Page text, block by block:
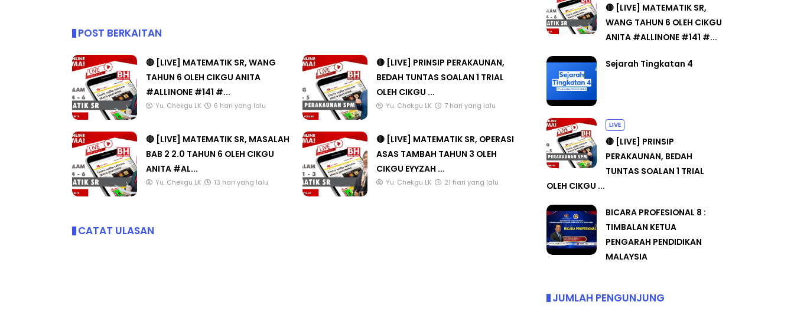
POST BERKAITAN
🔴 [LIVE] MATEMATIK SR, WANG
TAHUN 6 OLEH CIKGU ANITA
#ALLINONE #141 #...
Yu. Chekgu LK 6 hari yang lalu
🔴 [LIVE] PRINSIP PERAKAUNAN,
BEDAH TUNTAS SOALAN 1 TRIAL
OLEH CIKGU ...
Yu. Chekgu LK 7 hari yang lalu
🔴 [LIVE] MATEMATIK SR, MASALAH
BAB 2 2.0 TAHUN 6 OLEH CIKGU
ANITA #AL...
Yu. Chekgu LK 13 hari yang lalu
🔴 [LIVE] MATEMATIK SR, OPERASI
ASAS TAMBAH TAHUN 3 OLEH
CIKGU EYYZAH ...
Yu. Chekgu LK 21 hari yang lalu
CATAT ULASAN
🔴 [LIVE] MATEMATIK SR,
WANG TAHUN 6 OLEH CIKGU
ANITA #ALLINONE #141 #...
Sejarah Tingkatan 4
LIVE
🔴 [LIVE] PRINSIP
PERAKAUNAN, BEDAH
TUNTAS SOALAN 1 TRIAL
OLEH CIKGU ...
BICARA PROFESIONAL 8 :
TIMBALAN KETUA
PENGARAH PENDIDIKAN
MALAYSIA
JUMLAH PENGUNJUNG